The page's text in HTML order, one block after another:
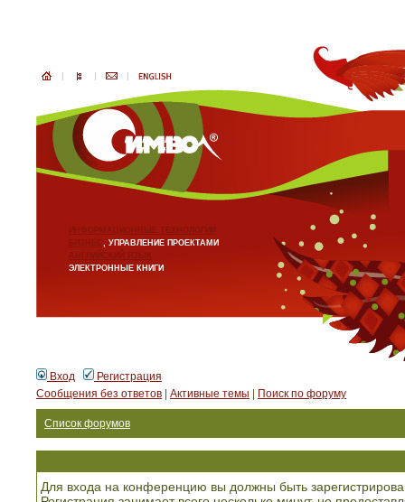
ИНФОРМАЦИОННЫЕ ТЕХНОЛОГИИ
БИЗНЕС, УПРАВЛЕНИЕ ПРОЕКТАМИ
АНГЛИЙСКИЙ ЯЗЫК
ЭЛЕКТРОННЫЕ КНИГИ
Вход
Регистрация
Сообщения без ответов
Активные темы Поиск по форуму
Список форумов
Для входа на конференцию вы должны быть